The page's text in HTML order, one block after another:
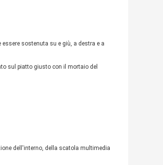
sostenuta su e giù, a destra e a
sul piatto giusto con il mortaio del
dell'interno, della scatola multimedia